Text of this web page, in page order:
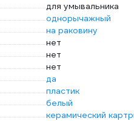
для умывальника
однорычажный
на раковину
нет
нет
нет
да
пластик
белый
керамический